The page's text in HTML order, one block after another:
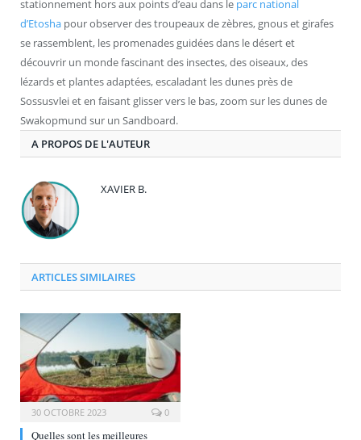
stationnement hors aux points d’eau dans le parc national
d’Etosha pour observer des troupeaux de zèbres, gnous et girafes
se rassemblent, les promenades guidées dans le désert et
découvrir un monde fascinant des insectes, des oiseaux, des
lézards et plantes adaptées, escaladant les dunes près de
Sossusvlei et en faisant glisser vers le bas, zoom sur les dunes de
Swakopmund sur un Sandboard.
A PROPOS DE L'AUTEUR
XAVIER B.
ARTICLES SIMILAIRES
30 OCTOBRE 2023 0
Quelles sont les meilleures